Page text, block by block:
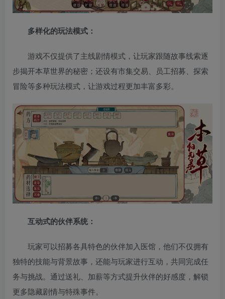
多样化的玩法模式：
游戏不仅提供了主线剧情模式，让玩家跟随故事线索逐
步揭开本草世界的秘密；还设有市集交易、员工招募、探索
冒险等多种玩法模式，让游戏过程更加丰富多彩。
互动式的伙伴系统：
玩家可以招募各具特色的伙伴加入医馆，他们不仅拥有
独特的技能与背景故事，还能与玩家进行互动，共同完成任
务与挑战。通过送礼、加薪等方式提升伙伴的好感度，解锁
更多隐藏剧情与特殊事件。